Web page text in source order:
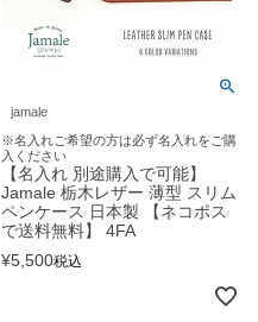
jamale
※名入れご希望の方は必ず名入れをご購
入ください
【名入れ 別途購入で可能】
Jamale 栃木レザー 薄型 スリム
ペンケース 日本製 【ネコポス
で送料無料】 4FA
¥5,500税込